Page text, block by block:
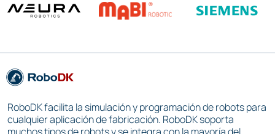
RoboDK facilita la simulación y programación de robots para
cualquier aplicación de fabricación. RoboDK soporta